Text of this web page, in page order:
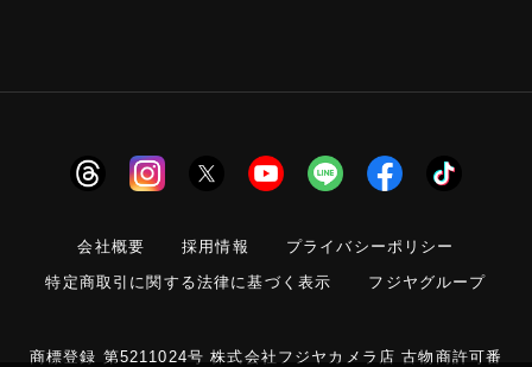
会社概要 採用情報
プライバシーポリシー
特定商取引に関する法律に基づく表示
フジヤグループ
商標登録 第5211024号 株式会社フジヤカメラ店 古物商許可番